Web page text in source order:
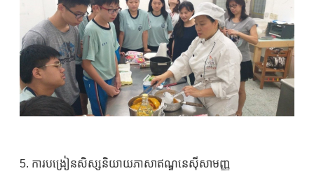
5. ការបង្រៀនសិស្សនិយាយភាសាឥណ្ឌូនេស៊ីសាមញ្ញ